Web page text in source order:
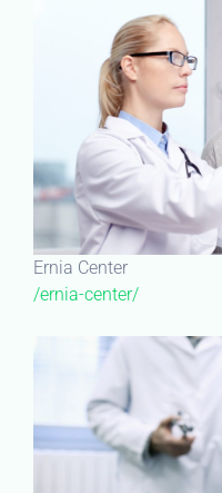
Ernia Center
/ernia-center/